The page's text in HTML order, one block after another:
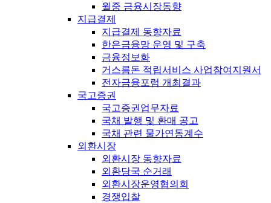
월중 금융시장동향
지급결제
지급결제 동향자료
한은금융망 운영 및 구축
금융정보화
거스름돈 적립서비스 사업참여지원서
전자금융포럼 개최결과
국고증권
국고증권업무자료
국채 발행 및 환매 공고
국채 관련 물가연동계수
외환시장
외환시장 동향자료
외환당국 순거래
외환시장운영협의회
경쟁입찰